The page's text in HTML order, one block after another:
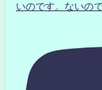
いのです。ないので